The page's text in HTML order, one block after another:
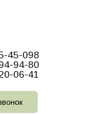
45-098
94-80
06-41